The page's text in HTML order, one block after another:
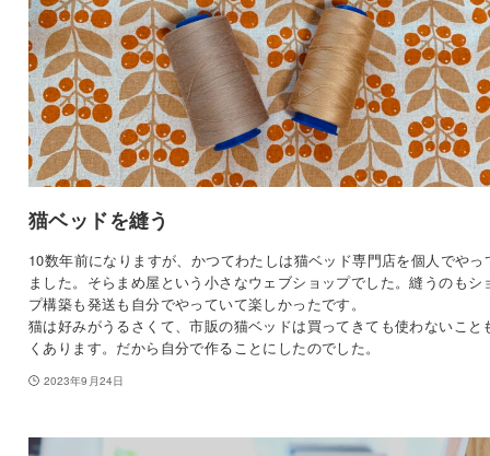
猫ベッドを縫う
10数年前になりますが、かつてわたしは猫ベッド専門店を個人でやっ
ました。そらまめ屋という小さなウェブショップでした。縫うのもシ
プ構築も発送も自分でやっていて楽しかったです。
猫は好みがうるさくて、市販の猫ベッドは買ってきても使わないこと
くあります。だから自分で作ることにしたのでした。
2023年9月24日